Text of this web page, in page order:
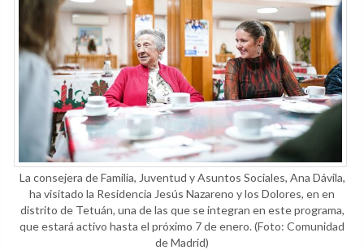
La consejera de Familia, Juventud y Asuntos Sociales, Ana Dávila,
ha visitado la Residencia Jesús Nazareno y los Dolores, en en
distrito de Tetuán, una de las que se integran en este programa,
que estará activo hasta el próximo 7 de enero.(Foto: Comunidad
de Madrid)